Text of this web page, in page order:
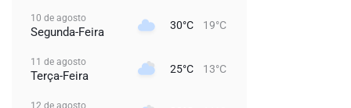
10 de agosto
Segunda-Feira 30°C 19°C
11 de agosto
Terça-Feira 25°C 13°C
12 de agosto